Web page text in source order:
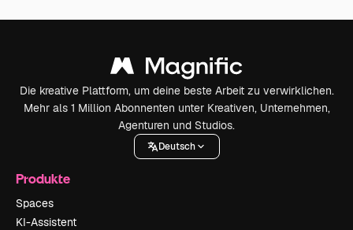
Die kreative Plattform, um deine beste Arbeit zu verwirklichen.
Mehr als 1 Million Abonnenten unter Kreativen, Unternehmen,
Agenturen und Studios.
Deutsch
Produkte
Spaces
KI-Assistent